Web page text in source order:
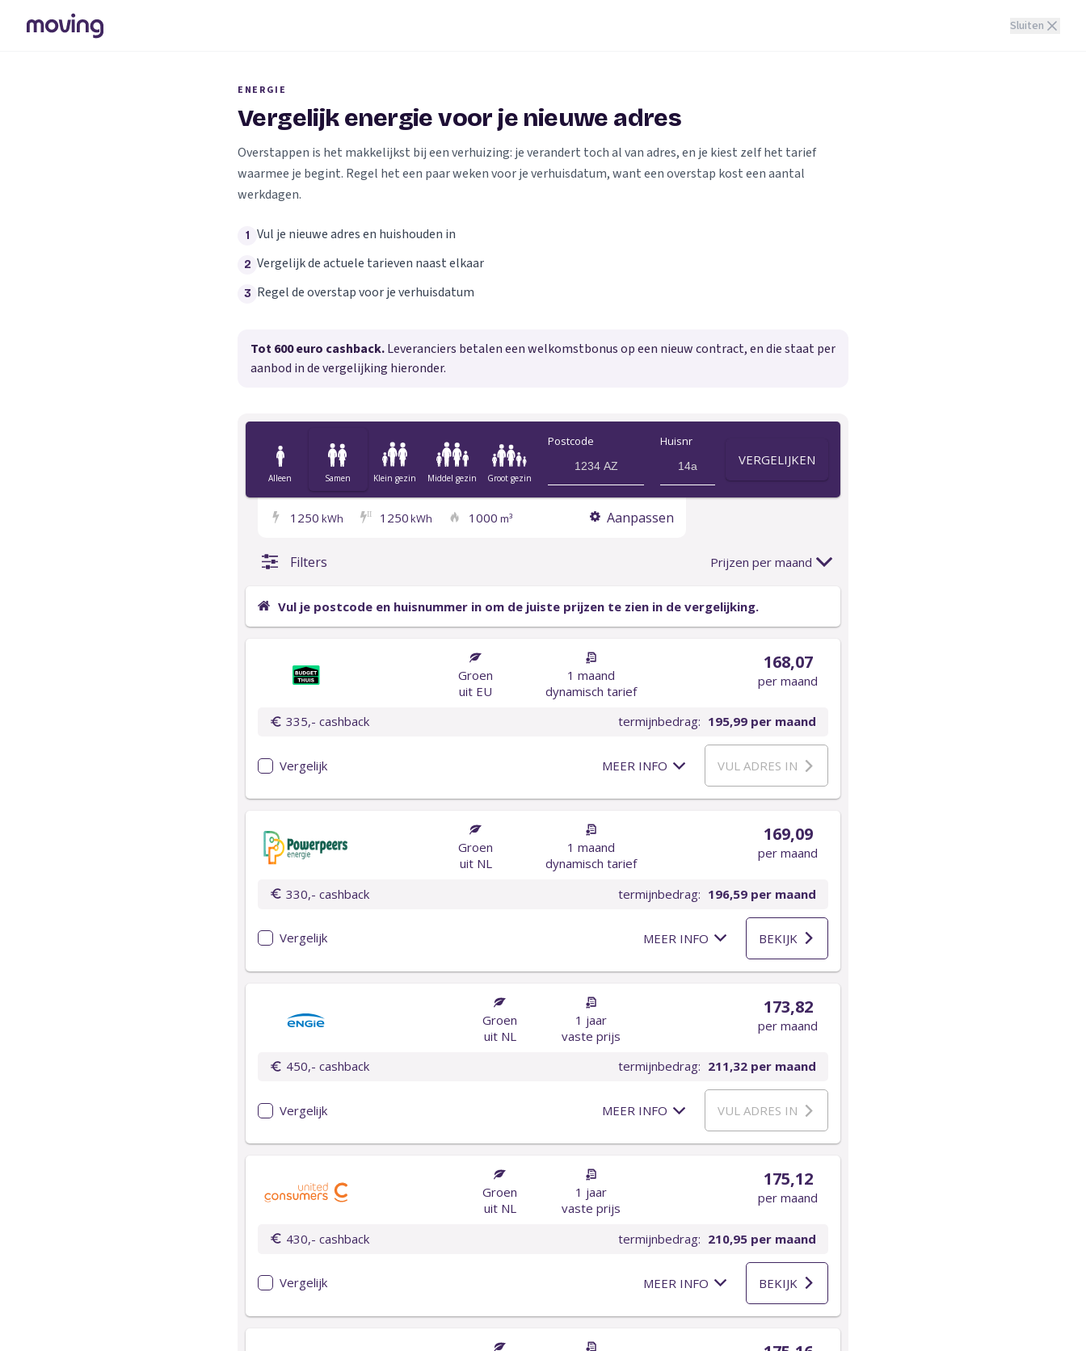
Sluiten
ENERGIE
Vergelijk energie voor je nieuwe adres
Overstappen is het makkelijkst bij een verhuizing: je verandert toch al van adres, en je kiest zelf het tarief
waarmee je begint. Regel het een paar weken voor je verhuisdatum, want een overstap kost een aantal
werkdagen.
1 Vul je nieuwe adres en huishouden in
2 Vergelijk de actuele tarieven naast elkaar
3 Regel de overstap voor je verhuisdatum
Tot 600 euro cashback.Leveranciers betalen een welkomstbonus op een nieuw contract, en die staat per
aanbod in de vergelijking hieronder.